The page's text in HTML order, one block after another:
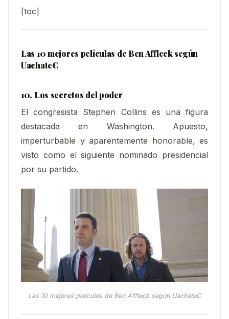
[toc]
Las 10 mejores películas de Ben Affleck según
UachateC
10. Los secretos del poder
El congresista Stephen Collins es una figura
destacada en Washington. Apuesto,
imperturbable y aparentemente honorable, es
visto como el siguiente nominado presidencial
por su partido.
Las 10 mejores películas de Ben Affleck según UachateC